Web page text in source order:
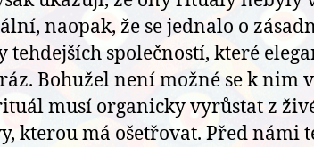
naopak, že se jednalo o
tehdejších společností, které
Bohužel není možné se k nim
musí organicky vyrůstat z
kterou má ošetřovat. Před námi